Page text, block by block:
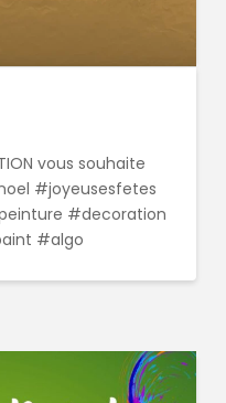
vous souhaite
#joyeusesfetes
#decoration
#algo